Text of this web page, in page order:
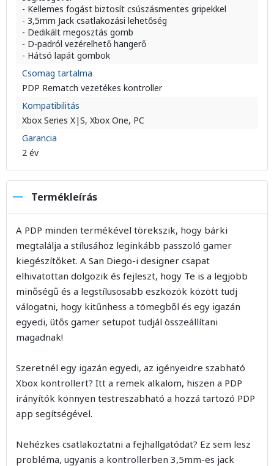
- Kellemes fogást biztosít csúszásmentes gripekkel
- 3,5mm Jack csatlakozási lehetőség
- Dedikált megosztás gomb
- D-padról vezérelhető hangerő
- Hátsó lapát gombok
Csomag tartalma
PDP Rematch vezetékes kontroller
Kompatibilitás
Xbox Series X|S, Xbox One, PC
Garancia
2 év
Termékleírás
A PDP minden termékével törekszik, hogy bárki
megtalálja a stílusához leginkább passzoló gamer
kiegészítőket. A San Diego-i designer csapat
elhivatottan dolgozik és fejleszt, hogy Te is a legjobb
minőségű és a legstílusosabb eszközök között tudj
válogatni, hogy kitűnhess a tömegből és egy igazán
egyedi, ütős gamer setupot tudjál összeállítani
magadnak!
Szeretnél egy igazán egyedi, az igényeidre szabható
Xbox kontrollert? Itt a remek alkalom, hiszen a PDP
irányítók könnyen testreszabható a hozzá tartozó PDP
app segítségével.
Nehézkes csatlakoztatni a fejhallgatódat? Ez sem lesz
probléma, ugyanis a kontrollerben 3,5mm-es jack